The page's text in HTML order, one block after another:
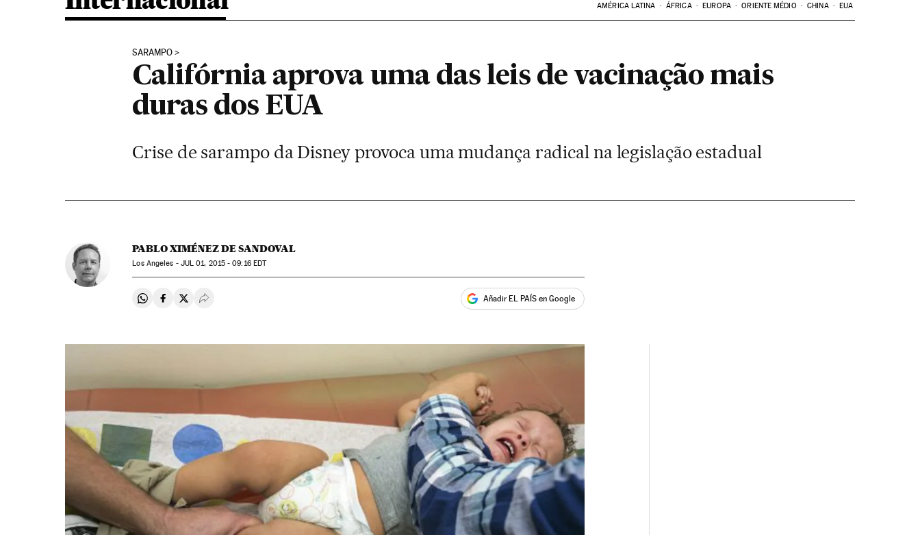
AMÉRICA LATINA ÁFRICA EUROPA ORIENTE MÉDIO CHINA EUA
SARAMPO
Califórnia aprova uma das leis de vacinação mais
duras dos EUA
Crise de sarampo da Disney provoca uma mudança radical na legislação estadual
PABLO XIMÉNEZ DE SANDOVAL
Los Angeles - JUL 01, 2015 - 09:16EDT
Compartir en Whatsapp
Compartir en Facebook
Compartir en Twitter
Desplegar Redes Sociales Añadir EL PAÍS en Google